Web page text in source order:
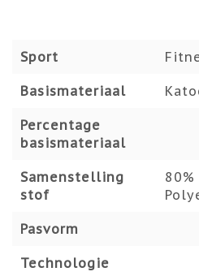
Sport
Basismateriaal
Percentage
basismateriaal
Samenstelling
stof
Pasvorm
Technologie